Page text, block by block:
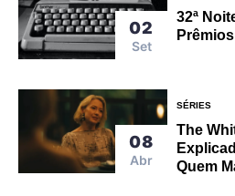
02
Set
32ª
08
Abr
SÉRIES
The
Quem